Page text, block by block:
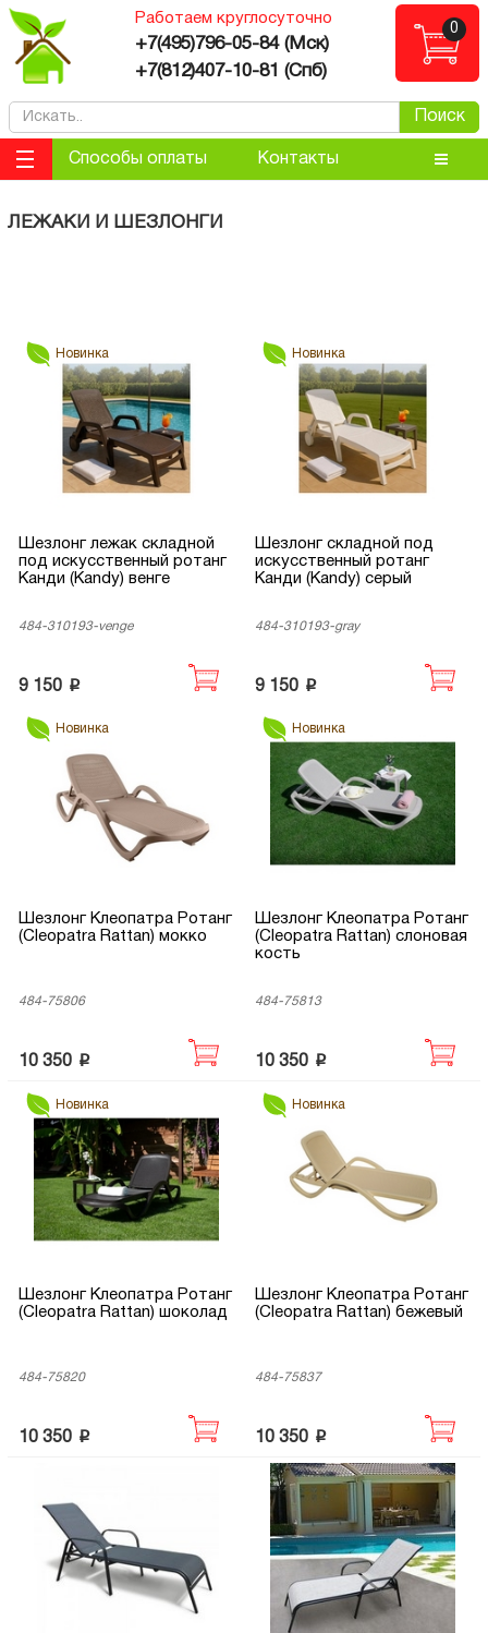
Работаем круглосуточно
+7(495)796-05-84 (Мск)
+7(812)407-10-81 (Спб)
0
Поиск
Способы оплаты Контакты
ЛЕЖАКИ И ШЕЗЛОНГИ
Новинка
Шезлонг лежак складной
под искусственный ротанг
Канди (Kandy) венге
484-310193-venge
9 150 p
Новинка
Шезлонг складной под
искусственный ротанг
Канди (Kandy) серый
484-310193-gray
9 150 p
Новинка
Шезлонг Клеопатра Ротанг
(Cleopatra Rattan) мокко
484-75806
10 350 p
Новинка
Шезлонг Клеопатра Ротанг
(Cleopatra Rattan) слоновая
кость
484-75813
10 350 p
Новинка
Шезлонг Клеопатра Ротанг
(Cleopatra Rattan) шоколад
484-75820
10 350 p
Новинка
Шезлонг Клеопатра Ротанг
(Cleopatra Rattan) бежевый
484-75837
10 350 p